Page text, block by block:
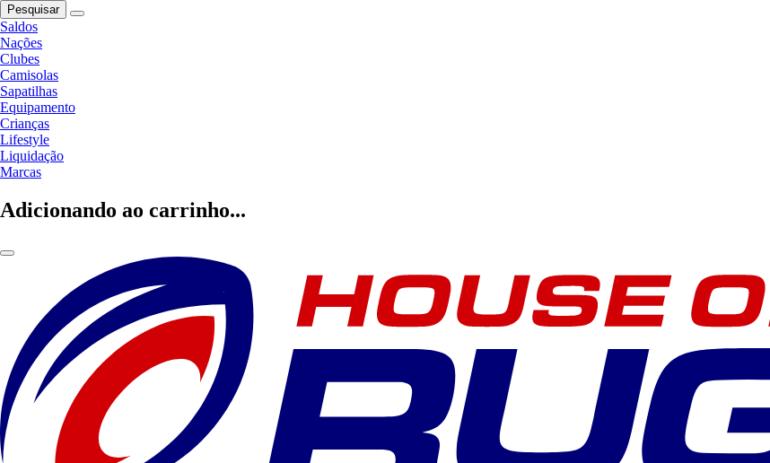
Pesquisar
Saldos
Nações
Clubes
Camisolas
Sapatilhas
Equipamento
Crianças
Lifestyle
Liquidação
Marcas
Adicionando ao carrinho...